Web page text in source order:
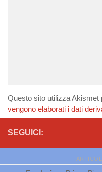
Questo sito utilizza Akismet
vengono elaborati i dati
SEGUICI: